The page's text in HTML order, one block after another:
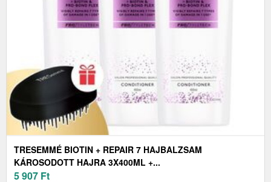
TRESEMMÉ BIOTIN + REPAIR 7 HAJBALZSAM
KÁROSODOTT HAJRA 3X400ML +...
5 907 Ft